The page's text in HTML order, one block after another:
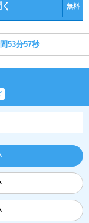
無料
53分56秒